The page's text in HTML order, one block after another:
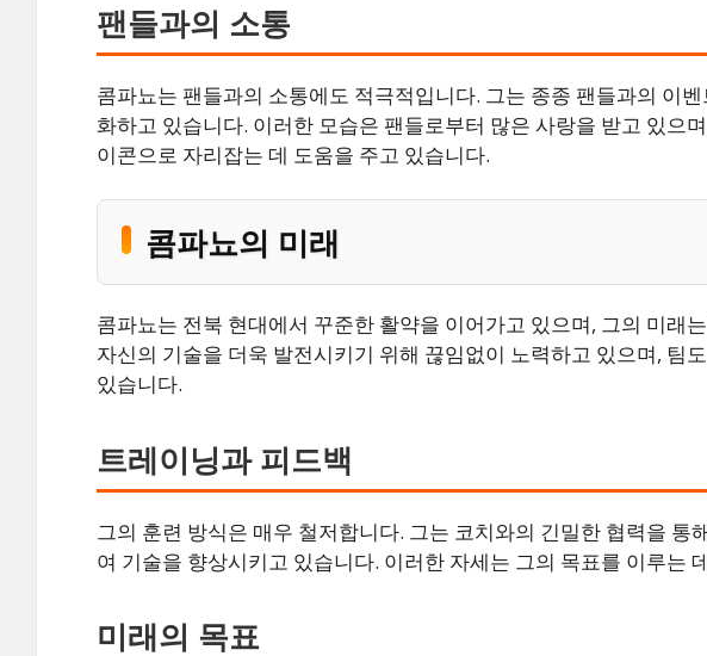
팬들과의 소통
콤파뇨는 팬들과의 소통에도 적극적입니다. 그는 종종 팬들과의 이
화하고 있습니다. 이러한 모습은 팬들로부터 많은 사랑을 받고 있으
이콘으로 자리잡는 데 도움을 주고 있습니다.
콤파뇨의 미래
콤파뇨는 전북 현대에서 꾸준한 활약을 이어가고 있으며, 그의 미래
자신의 기술을 더욱 발전시키기 위해 끊임없이 노력하고 있으며, 팀
있습니다.
트레이닝과 피드백
그의 훈련 방식은 매우 철저합니다. 그는 코치와의 긴밀한 협력을 통
여 기술을 향상시키고 있습니다. 이러한 자세는 그의 목표를 이루는
미래의 목표